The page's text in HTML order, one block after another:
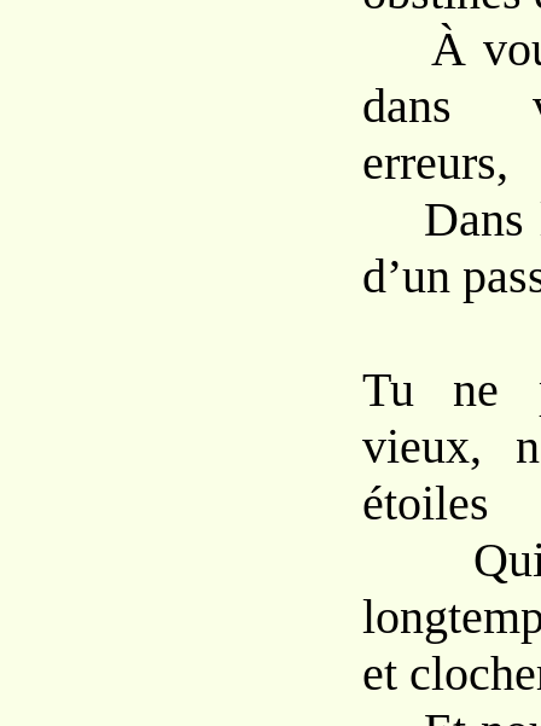
À
dans
erreurs,
Dans
d’un
Tu ne
vieux,
étoiles
Qui
et